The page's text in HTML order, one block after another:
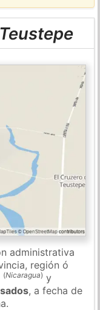
administrativa
región ó
(Nicaragua) y
, a fecha de